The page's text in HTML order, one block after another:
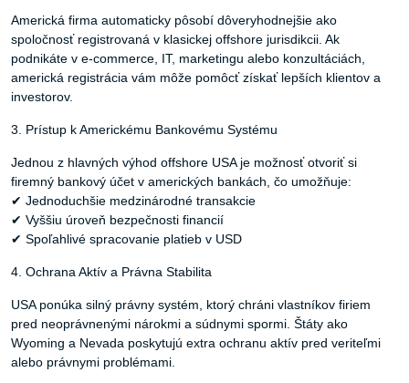
Americká firma automaticky pôsobí dôveryhodnejšie ako
spoločnosť registrovaná v klasickej offshore jurisdikcii. Ak
podnikáte v e-commerce, IT, marketingu alebo konzultáciách,
americká registrácia vám môže pomôcť získať lepších klientov a
investorov.
3. Prístup k Americkému Bankovému Systému
Jednou z hlavných výhod offshore USA je možnosť otvoriť si
firemný bankový účet v amerických bankách, čo umožňuje:
✔ Jednoduchšie medzinárodné transakcie
✔ Vyššiu úroveň bezpečnosti financií
✔ Spoľahlivé spracovanie platieb v USD
4. Ochrana Aktív a Právna Stabilita
USA ponúka silný právny systém, ktorý chráni vlastníkov firiem
pred neoprávnenými nárokmi a súdnymi spormi. Štáty ako
Wyoming a Nevada poskytujú extra ochranu aktív pred veriteľmi
alebo právnymi problémami.